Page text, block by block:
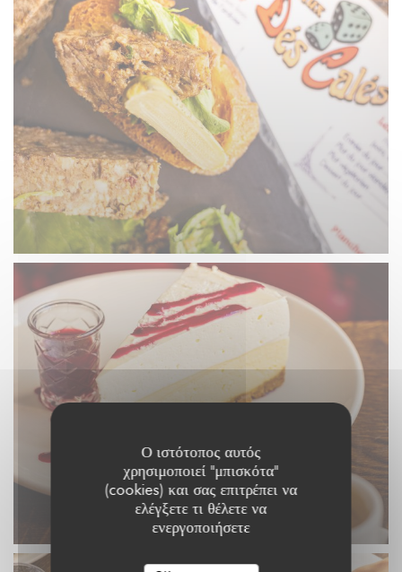
Ο ιστότοπος αυτός
χρησιμοποιεί "μπισκότα"
(cookies) και σας επιτρέπει να
ελέγξετε τι θέλετε να
ενεργοποιήσετε